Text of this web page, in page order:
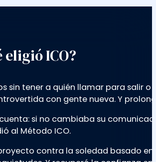
eligió ICO?
sin tener a quién llamar para salir
con gente nueva. Y
si no cambiaba su
al Método ICO.
contra la soledad basado